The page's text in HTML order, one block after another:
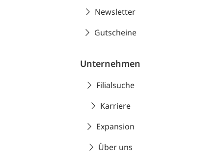
Newsletter
Gutscheine
Unternehmen
Filialsuche
Karriere
Expansion
Über uns